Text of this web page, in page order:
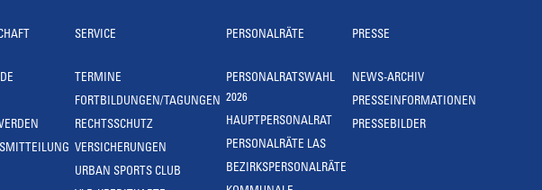
SERVICE
TERMINE
FORTBILDUNGEN/TAGUNGEN
RECHTSSCHUTZ
VERSICHERUNGEN
URBAN SPORTS CLUB
PERSONALRÄTE
PERSONALRATSWAHL
2026
HAUPTPERSONALRAT
PERSONALRÄTE LAS
BEZIRKSPERSONALRÄTE
PRESSE
NEWS-ARCHIV
PRESSEINFORMATIONEN
PRESSEBILDER